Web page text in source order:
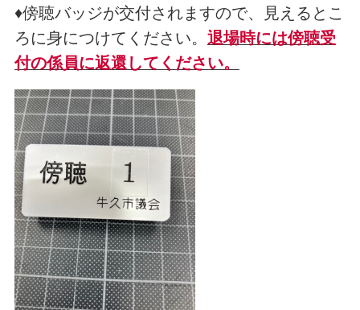
♦傍聴バッジが交付されますので、見えるとこ
ろに身につけてください。 退場時には傍聴受
付の係員に返還してください。